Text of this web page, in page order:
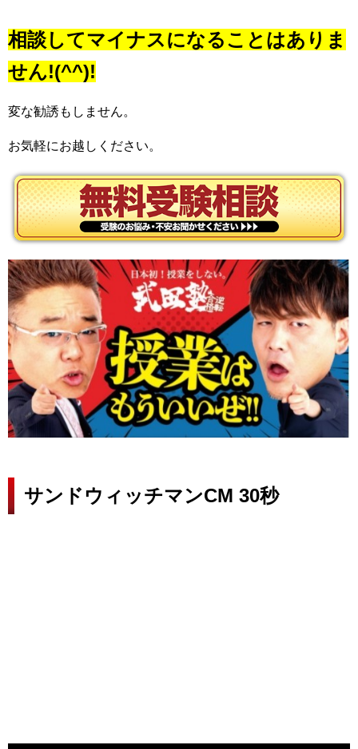
相談してマイナスになることはありま
せん!(^^)!
変な勧誘もしません。
お気軽にお越しください。
サンドウィッチマンCM 30秒